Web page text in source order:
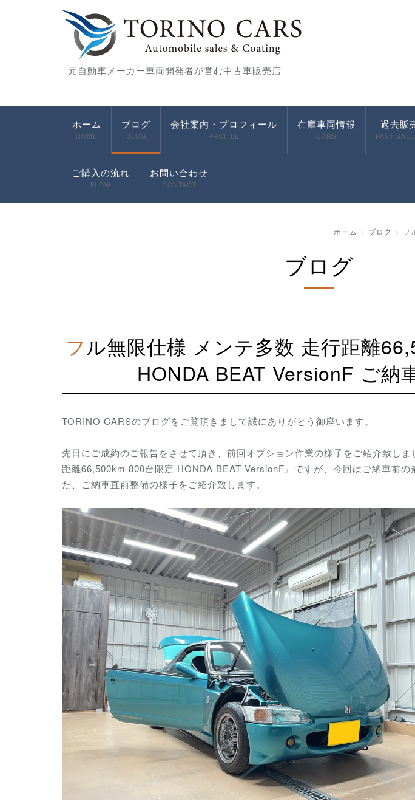
元自動車メーカー車両開発者が営む中古車販売店
ホーム
HOME
ブログ
BLOG
会社案内・プロフィール
PROFILE
在庫車両情報
CARS
過去販
PAST
ご購入の流れ
FLOW
お問い合わせ
CONTACT
ホーム ブログ フ
ブログ
フル無限仕様 メンテ多数 走行距離66,500km 800台限定
HONDA BEAT VersionF ご納
TORINO CARSのブログをご覧頂きまして誠にありがとう御座います。
先日にご成約のご報告をさせて頂き、前回オプション作業の様子をご紹介致し
距離66,500km 800台限定 HONDA BEAT VersionF』ですが、今回はご納車前の
た、ご納車直前整備の様子をご紹介致します。